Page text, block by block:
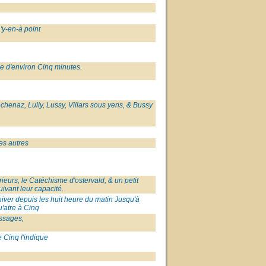
en-à point
d'environ Cinq minutes.
Lully, Lussy, Villars sous yens, & Bussy
autres
le Catéchisme d'ostervald, & un petit
leur capacité.
depuis les huit heure du matin Jusqu'à
à Cinq
Cinq l'indique